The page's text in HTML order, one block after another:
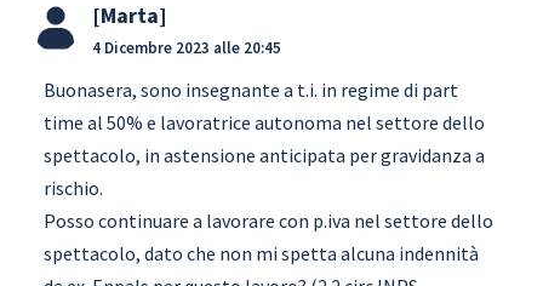
Marta
4 Dicembre 2023 alle 20:45
Buonasera, sono insegnante a t.i. in regime di part
time al 50% e lavoratrice autonoma nel settore dello
spettacolo, in astensione anticipata per gravidanza a
rischio.
Posso continuare a lavorare con p.iva nel settore dello
spettacolo, dato che non mi spetta alcuna indennità